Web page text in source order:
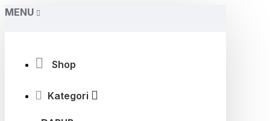
MENU
Shop
Kategori